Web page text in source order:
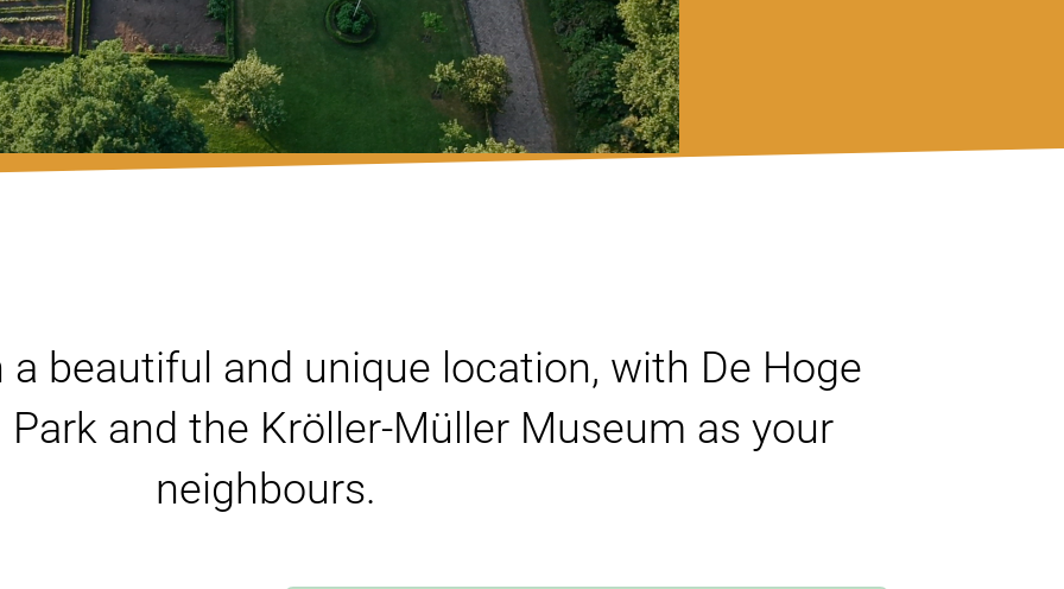
beautiful and unique location, with De Hoge
and the Kröller-Müller Museum as your
neighbours.